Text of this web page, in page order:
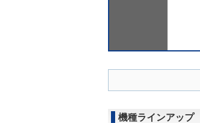
機種ラインアップ